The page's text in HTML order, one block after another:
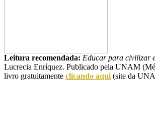
Leitura recomendada: Educar para civilizar
Lucrecia Enríquez. Publicado pela UNAM
livro gratuitamente clicando aqui (site da